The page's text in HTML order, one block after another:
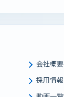
会社概要
採用情報